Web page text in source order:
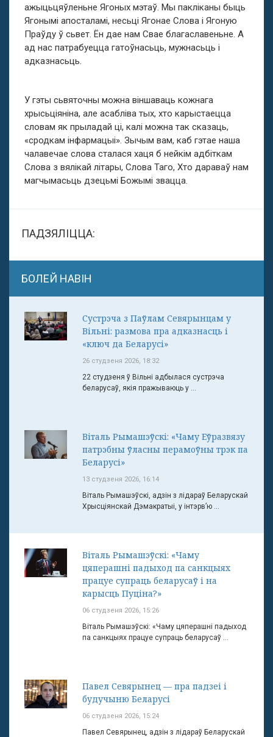
ажыцьцяўленьне Ягоных мэтаў. Мы пакліканы быць
Ягонымі апосталамі, несьці Ягонае Слова і Ягоную
Праўду ў сьвет. Ён дае нам Свае благаславеньне. А
ад нас патрабуецца гатоўнасьць, мужнасьць і
адказнасьць.
У гэты сьвяточны можна віншаваць кожнага
хрысьціяніна, але асабліва тых, хто карыстаецца
словам як прыладай ці, калі можна так сказаць,
«сродкам інфармацыі». Зычым вам, каб гэтае наша
чалавечае слова сталася хаця б нейкім адбіткам
Слова з вялікай літары, Слова Таго, Хто дараваў нам
магчымасьць дзецьмі Божымі звацца.
ПАДЗЯЛІЦЦА:
БОЛЕЙ НАВІН
Сустрэча з Паўлам Севярынцам у
Вільні: размова пра адказнасць і
«ключ да Беларусі»
26 студзеня 2026, 18:32
22 студзеня ў Вільні адбылася сустрэча
беларусаў, якія пражываюць у ...
Віталь Рымашэўскі: «Чаму Еўразвязу
патрэбны ўласны перамоўны трэк па
Беларусі»
13 студзеня 2026, 16:14
Віталь Рымашэўскі, адзін з лідараў Беларускай
Хрысціянскай Дэмакратыі, у інтэрв’ю ...
Віталь Рымашэўскі: «Чаму
цяперашні падыход па санкцыях
працуе супраць беларусаў і на
карысць Пуціна?»
06 студзеня 2026, 15:26
Віталь Рымашэўскі: «Чаму цяперашні падыход
па санкцыях працуе супраць беларусаў ...
Павел Севярынец — пра падзеі і
будучыню Беларусі
06 студзеня 2026, 15:24
Павел Севярынец, адзін з лідараў Беларускай